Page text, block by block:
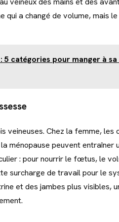
qui a changé de volume, mais
catégories pour manger à
veineuses. Chez la femme, les
ménopause peuvent entraîner
: pour nourrir le fœtus, le
surcharge de travail pour le
et des jambes plus visibles,